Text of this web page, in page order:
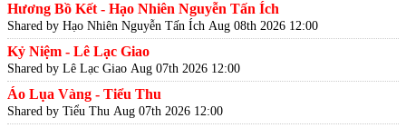
Hương Bồ Kết - Hạo Nhiên Nguyễn Tấn Ích
Shared by Hạo Nhiên Nguyễn Tấn Ích Aug 08th 2026 12:00
Kỷ Niệm - Lê Lạc Giao
Shared by Lê Lạc Giao Aug 07th 2026 12:00
Áo Lụa Vàng - Tiểu Thu
Shared by Tiểu Thu Aug 07th 2026 12:00